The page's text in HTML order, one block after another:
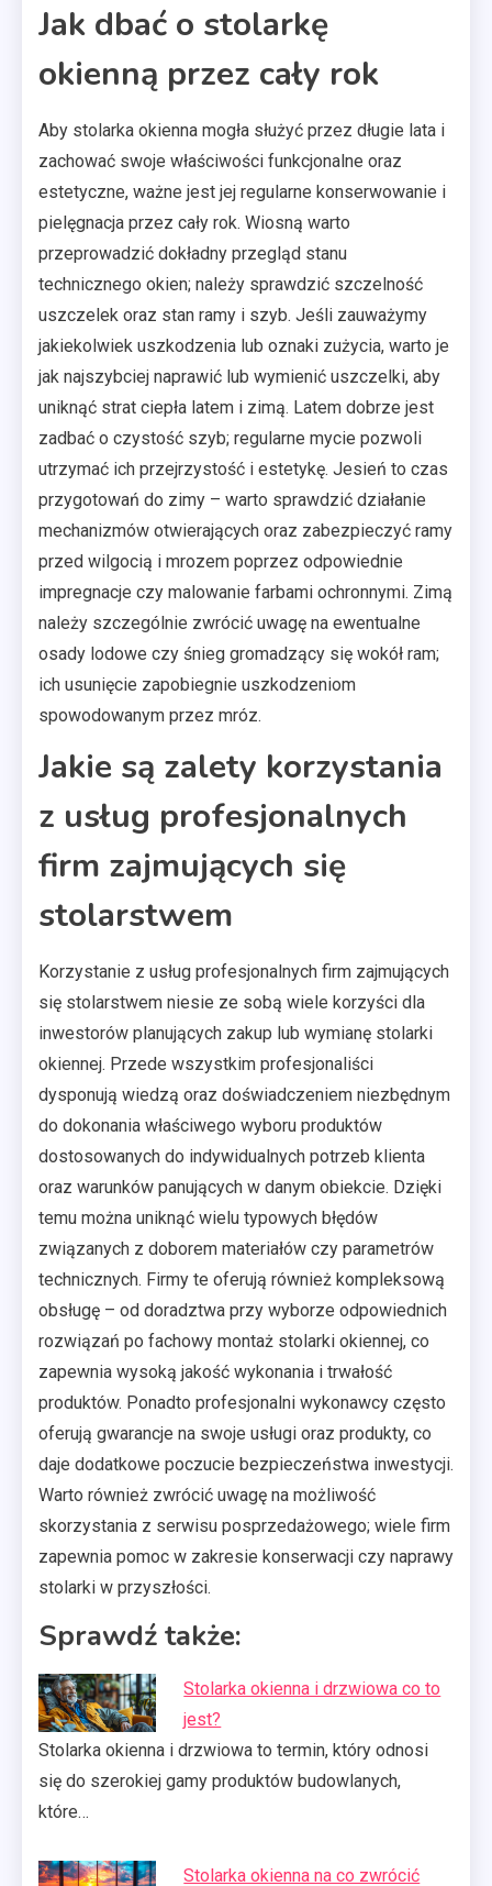
Jak dbać o stolarkę
okienną przez cały rok
Aby stolarka okienna mogła służyć przez długie lata i
zachować swoje właściwości funkcjonalne oraz
estetyczne, ważne jest jej regularne konserwowanie i
pielęgnacja przez cały rok. Wiosną warto
przeprowadzić dokładny przegląd stanu
technicznego okien; należy sprawdzić szczelność
uszczelek oraz stan ramy i szyb. Jeśli zauważymy
jakiekolwiek uszkodzenia lub oznaki zużycia, warto je
jak najszybciej naprawić lub wymienić uszczelki, aby
uniknąć strat ciepła latem i zimą. Latem dobrze jest
zadbać o czystość szyb; regularne mycie pozwoli
utrzymać ich przejrzystość i estetykę. Jesień to czas
przygotowań do zimy – warto sprawdzić działanie
mechanizmów otwierających oraz zabezpieczyć ramy
przed wilgocią i mrozem poprzez odpowiednie
impregnacje czy malowanie farbami ochronnymi. Zimą
należy szczególnie zwrócić uwagę na ewentualne
osady lodowe czy śnieg gromadzący się wokół ram;
ich usunięcie zapobiegnie uszkodzeniom
spowodowanym przez mróz.
Jakie są zalety korzystania
z usług profesjonalnych
firm zajmujących się
stolarstwem
Korzystanie z usług profesjonalnych firm zajmujących
się stolarstwem niesie ze sobą wiele korzyści dla
inwestorów planujących zakup lub wymianę stolarki
okiennej. Przede wszystkim profesjonaliści
dysponują wiedzą oraz doświadczeniem niezbędnym
do dokonania właściwego wyboru produktów
dostosowanych do indywidualnych potrzeb klienta
oraz warunków panujących w danym obiekcie. Dzięki
temu można uniknąć wielu typowych błędów
związanych z doborem materiałów czy parametrów
technicznych. Firmy te oferują również kompleksową
obsługę – od doradztwa przy wyborze odpowiednich
rozwiązań po fachowy montaż stolarki okiennej, co
zapewnia wysoką jakość wykonania i trwałość
produktów. Ponadto profesjonalni wykonawcy często
oferują gwarancje na swoje usługi oraz produkty, co
daje dodatkowe poczucie bezpieczeństwa inwestycji.
Warto również zwrócić uwagę na możliwość
skorzystania z serwisu posprzedażowego; wiele firm
zapewnia pomoc w zakresie konserwacji czy naprawy
stolarki w przyszłości.
Sprawdź także:
Stolarka okienna i drzwiowa co to
jest?
Stolarka okienna i drzwiowa to termin, który odnosi
się do szerokiej gamy produktów budowlanych,
które…
Stolarka okienna na co zwrócić